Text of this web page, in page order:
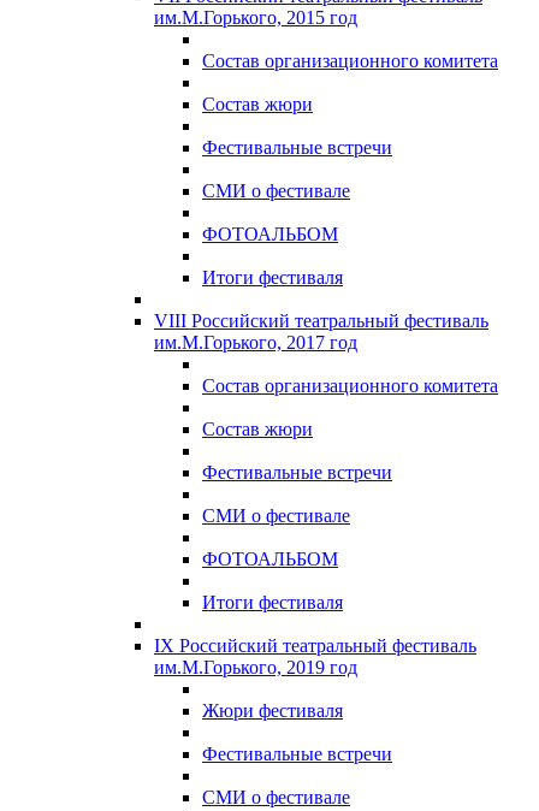
им.М.Горького, 2015 год
Состав организационного комитета
Состав жюри
Фестивальные встречи
СМИ о фестивале
ФОТОАЛЬБОМ
Итоги фестиваля
VIII Российский театральный фестиваль
им.М.Горького, 2017 год
Состав организационного комитета
Состав жюри
Фестивальные встречи
СМИ о фестивале
ФОТОАЛЬБОМ
Итоги фестиваля
IX Российский театральный фестиваль
им.М.Горького, 2019 год
Жюри фестиваля
Фестивальные встречи
СМИ о фестивале